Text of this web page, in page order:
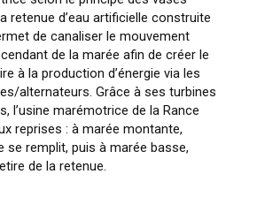
retenue d’eau artificielle construite
de canaliser le mouvement
de la marée afin de créer le
à la production d’énergie via les
alternateurs. Grâce à ses turbines
l’usine marémotrice de la Rance
reprises : à marée montante,
se remplit, puis à marée basse,
de la retenue.